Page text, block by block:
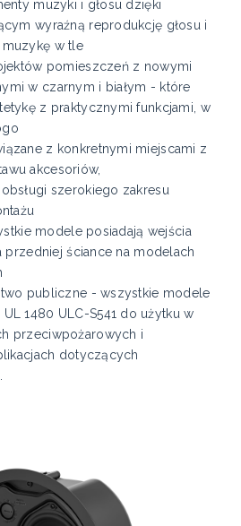
muzyki i głosu dzięki
wyraźną reprodukcję głosu i
muzykę w tle
pomieszczeń z nowymi
w czarnym i białym - które
z praktycznymi funkcjami, w
z konkretnymi miejscami z
akcesoriów,
szerokiego zakresu
modele posiadają wejścia
przedniej ściance na modelach
publiczne - wszystkie modele
1480 ULC-S541 do użytku w
przeciwpożarowych i
dotyczących